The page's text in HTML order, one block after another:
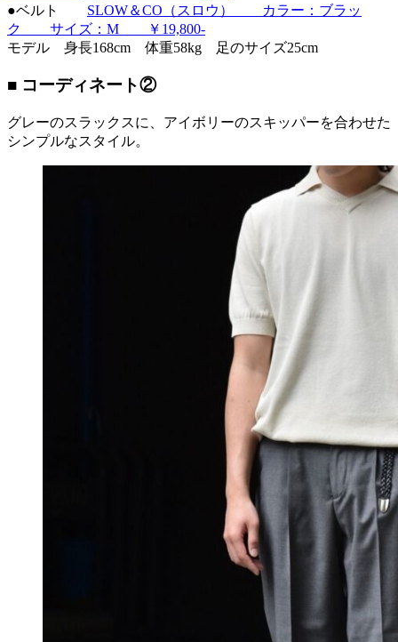
●ベルト SLOW＆CO（スロウ） カラー：ブラッ
ク サイズ：M ￥19,800-
モデル 身長168cm 体重58kg 足のサイズ25cm
■ コーディネート②
グレーのスラックスに、アイボリーのスキッパーを合わせた
シンプルなスタイル。